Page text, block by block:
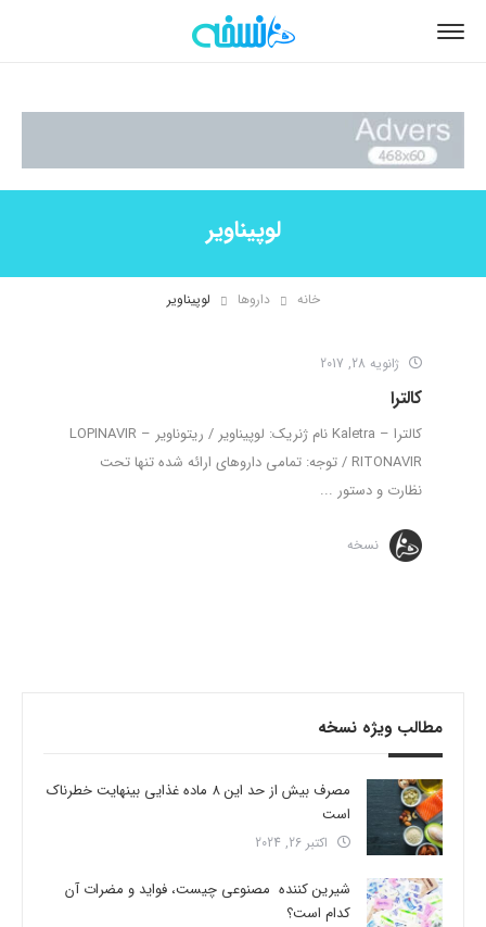
لوپیناویر
خانه داروها لوپیناویر
ژانویه 28, 2017
کالترا
کالترا – Kaletra نام ژنریک: لوپیناویر / ریتوناویر – LOPINAVIR
/ RITONAVIR توجه: تمامی داروهای ارائه شده تنها تحت
نظارت و دستور ...
نسخه
مطالب ویژه نسخه
مصرف بیش از حد این 8 ماده غذایی بینهایت خطرناک
است
اکتبر 26, 2024
شیرین کننده مصنوعی چیست، فواید و مضرات آن
کدام است؟